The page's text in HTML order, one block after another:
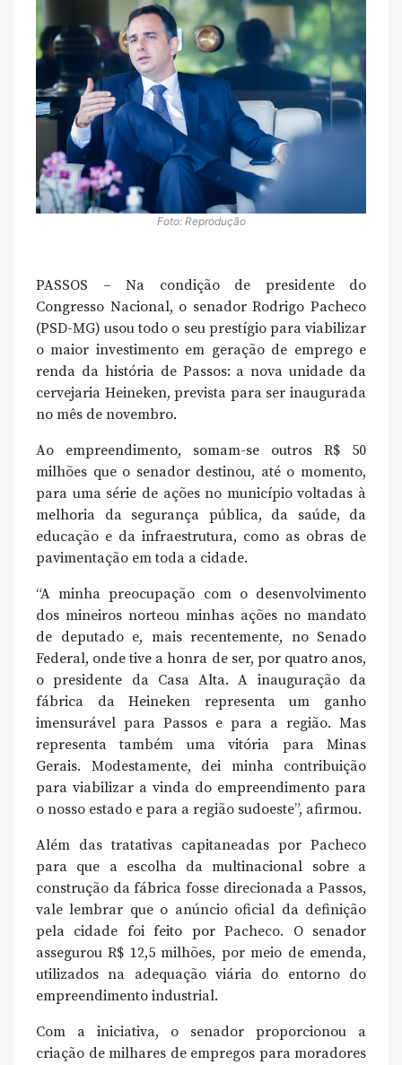
Foto: Reprodução
PASSOS – Na condição de presidente do
Congresso Nacional, o senador Rodrigo Pacheco
(PSD-MG) usou todo o seu prestígio para viabilizar
o maior investimento em geração de emprego e
renda da história de Passos: a nova unidade da
cervejaria Heineken, prevista para ser inaugurada
no mês de novembro.
Ao empreendimento, somam-se outros R$ 50
milhões que o senador destinou, até o momento,
para uma série de ações no município voltadas à
melhoria da segurança pública, da saúde, da
educação e da infraestrutura, como as obras de
pavimentação em toda a cidade.
“A minha preocupação com o desenvolvimento
dos mineiros norteou minhas ações no mandato
de deputado e, mais recentemente, no Senado
Federal, onde tive a honra de ser, por quatro anos,
o presidente da Casa Alta. A inauguração da
fábrica da Heineken representa um ganho
imensurável para Passos e para a região. Mas
representa também uma vitória para Minas
Gerais. Modestamente, dei minha contribuição
para viabilizar a vinda do empreendimento para
o nosso estado e para a região sudoeste”, afirmou.
Além das tratativas capitaneadas por Pacheco
para que a escolha da multinacional sobre a
construção da fábrica fosse direcionada a Passos,
vale lembrar que o anúncio oficial da definição
pela cidade foi feito por Pacheco. O senador
assegurou R$ 12,5 milhões, por meio de emenda,
utilizados na adequação viária do entorno do
empreendimento industrial.
Com a iniciativa, o senador proporcionou a
criação de milhares de empregos para moradores